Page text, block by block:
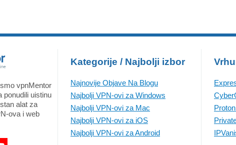
vpnMentor
ponudili uistinu
alat za
ova i web
Kategorije / Najbolji izbor
Najnovije Objave Na Blogu
Najbolji VPN-ovi za Windows
Najbolji VPN-ovi za Mac
Najbolji VPN-ovi za iOS
Najbolji VPN-ovi za Android